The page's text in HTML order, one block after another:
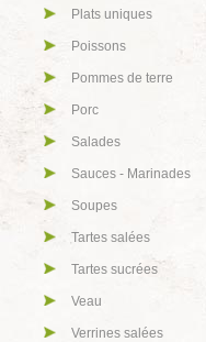
Plats uniques
Poissons
Pommes de terre
Porc
Salades
Sauces - Marinades
Soupes
Tartes salées
Tartes sucrées
Veau
Verrines salées